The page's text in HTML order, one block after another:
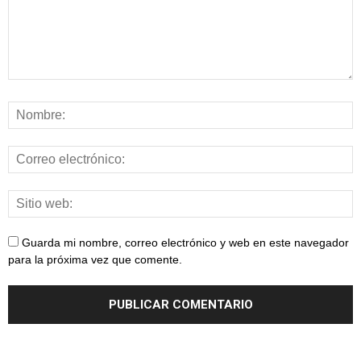
Guarda mi nombre, correo electrónico y web en este navegador
para la próxima vez que comente.